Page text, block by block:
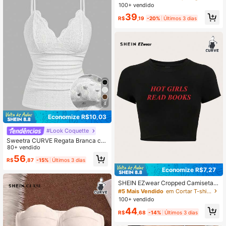
4
Economize R$10,03
#Look Coquette
Sweetra CURVE Regata Branca co
m Renda em Bloco de Cor Sólida, E
stilo Casual de Verão, Plus Size
80+ vendido
R$56 ,87 -15% Últimos 3 dias
e com Babado, Vestimenta Versátil
100+ vendido
R$39 ,19 -20% Últimos 3 dias
Economize R$7,27
SHEIN EZwear Cropped Camiseta P
lus Size Feminino Verão Y2K Rosa c
om Slogan "GAROTAS QUENTES L
#5 Mais Vendido
em Cortar T-shirts Tamanhos Grandes
100+ vendido
R$44 ,68 -14% Últimos 3 dias